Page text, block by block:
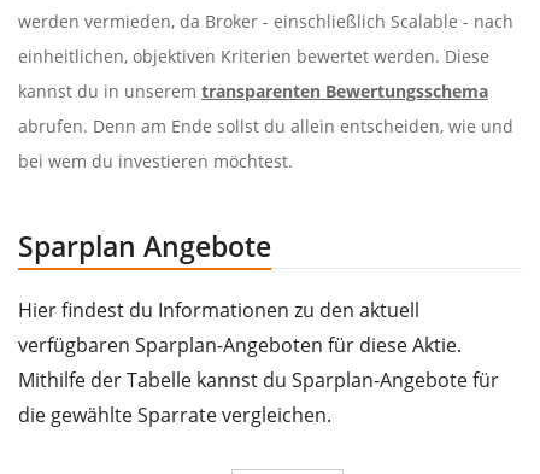
werden vermieden, da Broker - einschließlich Scalable - nach
einheitlichen, objektiven Kriterien bewertet werden. Diese
kannst du in unserem transparenten Bewertungsschema
abrufen. Denn am Ende sollst du allein entscheiden, wie und
bei wem du investieren möchtest.
Sparplan Angebote
Hier findest du Informationen zu den aktuell
verfügbaren Sparplan-Angeboten für diese Aktie.
Mithilfe der Tabelle kannst du Sparplan-Angebote für
die gewählte Sparrate vergleichen.